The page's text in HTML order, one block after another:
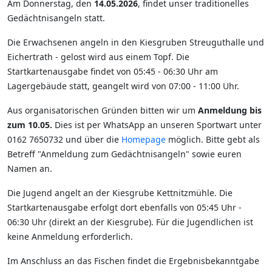
Am Donnerstag, den 14.05.2026, findet unser traditionelles
Gedächtnisangeln statt.
Die Erwachsenen angeln in den Kiesgruben Streuguthalle und
Eichertrath - gelost wird aus einem Topf. Die
Startkartenausgabe findet von 05:45 - 06:30 Uhr am
Lagergebäude statt, geangelt wird von 07:00 - 11:00 Uhr.
Aus organisatorischen Gründen bitten wir um Anmeldung bis
zum 10.05. Dies ist per WhatsApp an unseren Sportwart unter
0162 7650732 und über die Homepage möglich. Bitte gebt als
Betreff "Anmeldung zum Gedächtnisangeln" sowie euren
Namen an.
Die Jugend angelt an der Kiesgrube Kettnitzmühle. Die
Startkartenausgabe erfolgt dort ebenfalls von 05:45 Uhr -
06:30 Uhr (direkt an der Kiesgrube). Für die Jugendlichen ist
keine Anmeldung erforderlich.
Im Anschluss an das Fischen findet die Ergebnisbekanntgabe